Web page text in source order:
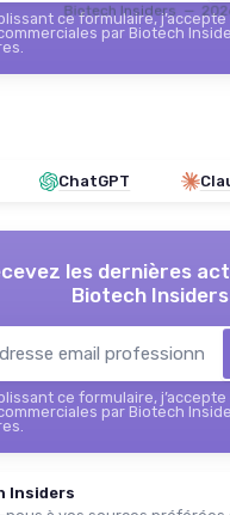
Biotech Insiders —
ce formulaire,
par Biotech
ChatGPT
les dernières
Biotech Insiders
ce formulaire,
par Biotech
Insiders